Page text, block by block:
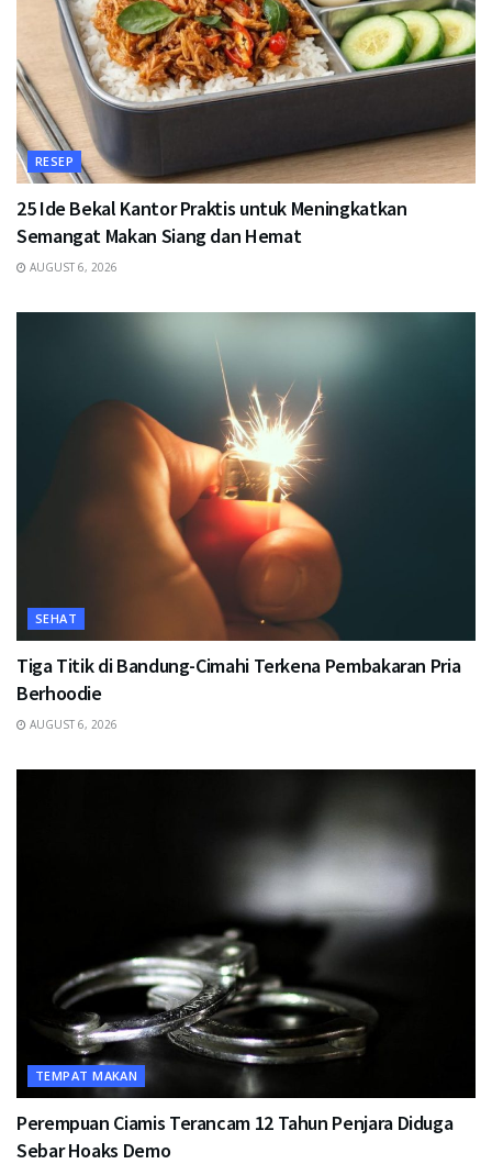
RESEP
25 Ide Bekal Kantor Praktis untuk Meningkatkan
Semangat Makan Siang dan Hemat
AUGUST 6, 2026
SEHAT
Tiga Titik di Bandung-Cimahi Terkena Pembakaran Pria
Berhoodie
AUGUST 6, 2026
TEMPAT MAKAN
Perempuan Ciamis Terancam 12 Tahun Penjara Diduga
Sebar Hoaks Demo